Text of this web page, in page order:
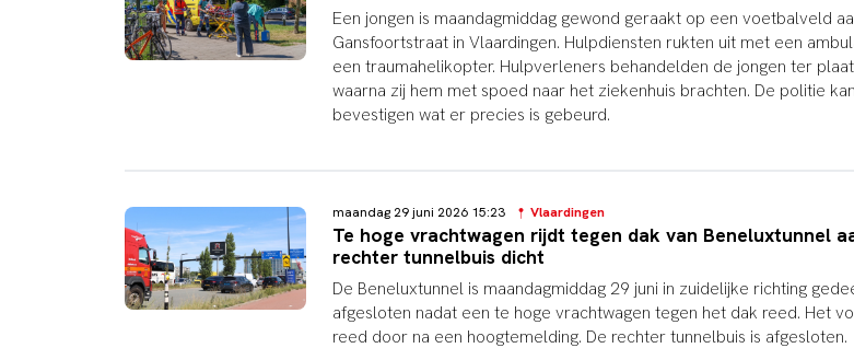
Een jongen is maandagmiddag gewond geraakt op een voetbalveld
Gansfoortstraat in Vlaardingen. Hulpdiensten rukten uit met een
een traumahelikopter. Hulpverleners behandelden de jongen ter
waarna zij hem met spoed naar het ziekenhuis brachten. De politie
bevestigen wat er precies is gebeurd.
maandag 29 juni 2026 15:23 Vlaardingen
Te hoge vrachtwagen rijdt tegen dak van Beneluxtunnel
rechter tunnelbuis dicht
De Beneluxtunnel is maandagmiddag 29 juni in zuidelijke richting
afgesloten nadat een te hoge vrachtwagen tegen het dak reed. Het
reed door na een hoogtemelding. De rechter tunnelbuis is afgesloten.